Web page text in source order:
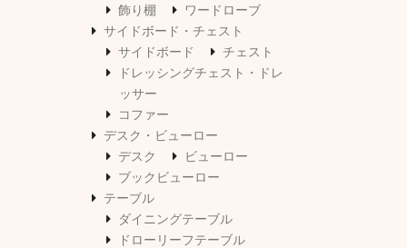
飾り棚
ワードローブ
サイドボード・チェスト
サイドボード
チェスト
ドレッシングチェスト・ドレ
ッサー
コファー
デスク・ビューロー
デスク
ビューロー
ブックビューロー
テーブル
ダイニングテーブル
ドローリーフテーブル